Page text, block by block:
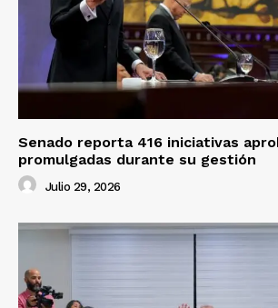
Senado reporta 416 iniciativas
promulgadas durante su gestión
Julio 29, 2026